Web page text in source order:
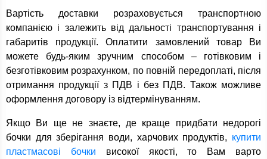
Вартість доставки розраховується транспортною
компанією і залежить від дальності транспортування і
габаритів продукції. Оплатити замовлений товар Ви
можете будь-яким зручним способом – готівковим і
безготівковим розрахунком, по повній передоплаті, після
отримання продукції з ПДВ і без ПДВ. Також можливе
оформлення договору із відтермінуванням.
Якщо Ви ще не знаєте, де краще придбати недорогі
бочки для зберігання води, харчових продуктів, купити
пластмасові бочки високої якості, то Вам варто